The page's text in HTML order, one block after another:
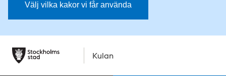
Välj vilka kakor vi får använda
Kulan